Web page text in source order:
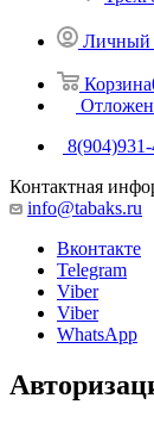
Личный
Корзина
Контактная
info@tabaks.ru
Вконтакте
Telegram
Viber
Viber
WhatsApp